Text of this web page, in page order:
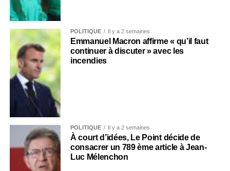
POLITIQUE Il y a 2 semaines
Emmanuel Macron affirme « qu’il faut
continuer à discuter » avec les
incendies
POLITIQUE Il y a 2 semaines
À court d’idées, Le Point décide de
consacrer un 789 ème article à Jean-
Luc Mélenchon